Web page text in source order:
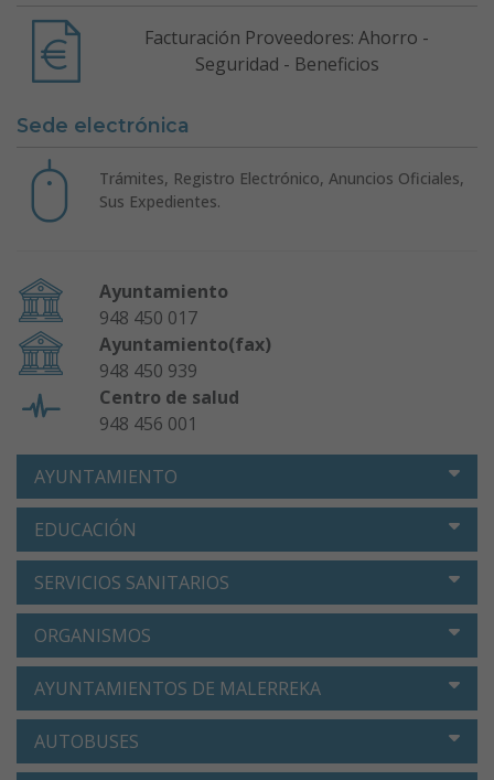
Facturación Proveedores: Ahorro -
Seguridad - Beneficios
Sede electrónica
Trámites, Registro Electrónico, Anuncios Oficiales,
Sus Expedientes.
Ayuntamiento
948 450 017
Ayuntamiento(fax)
948 450 939
Centro de salud
948 456 001
AYUNTAMIENTO
EDUCACIÓN
SERVICIOS SANITARIOS
ORGANISMOS
AYUNTAMIENTOS DE MALERREKA
AUTOBUSES